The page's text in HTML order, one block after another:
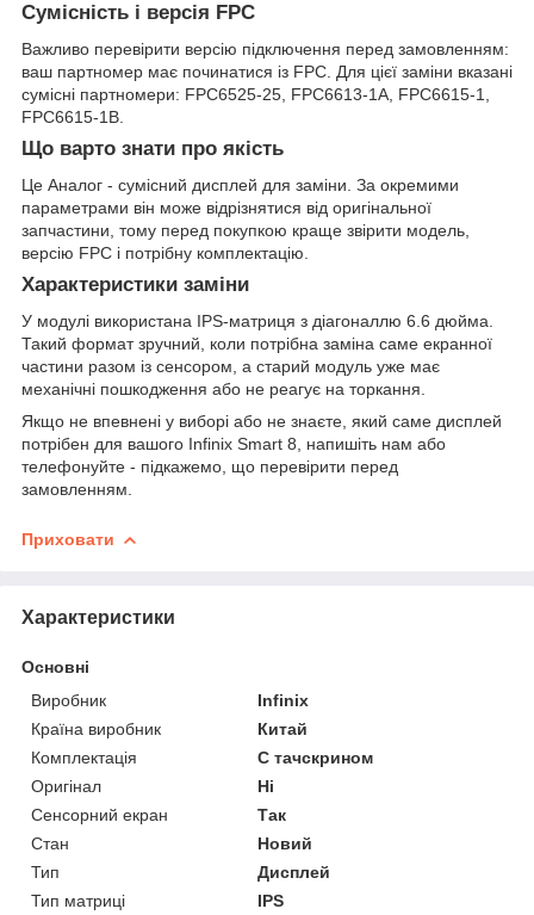
Сумісність і версія FPC
Важливо перевірити версію підключення перед замовленням:
ваш партномер має починатися із FPC. Для цієї заміни вказані
сумісні партномери: FPC6525-25, FPC6613-1A, FPC6615-1,
FPC6615-1B.
Що варто знати про якість
Це Аналог - сумісний дисплей для заміни. За окремими
параметрами він може відрізнятися від оригінальної
запчастини, тому перед покупкою краще звірити модель,
версію FPC і потрібну комплектацію.
Характеристики заміни
У модулі використана IPS-матриця з діагоналлю 6.6 дюйма.
Такий формат зручний, коли потрібна заміна саме екранної
частини разом із сенсором, а старий модуль уже має
механічні пошкодження або не реагує на торкання.
Якщо не впевнені у виборі або не знаєте, який саме дисплей
потрібен для вашого Infinix Smart 8, напишіть нам або
телефонуйте - підкажемо, що перевірити перед
замовленням.
Приховати
Характеристики
Основні
Виробник
Infinix
Країна виробник
Китай
Комплектація
С тачскрином
Оригінал
Ні
Сенсорний екран
Так
Стан
Новий
Тип
Дисплей
Тип матриці
IPS